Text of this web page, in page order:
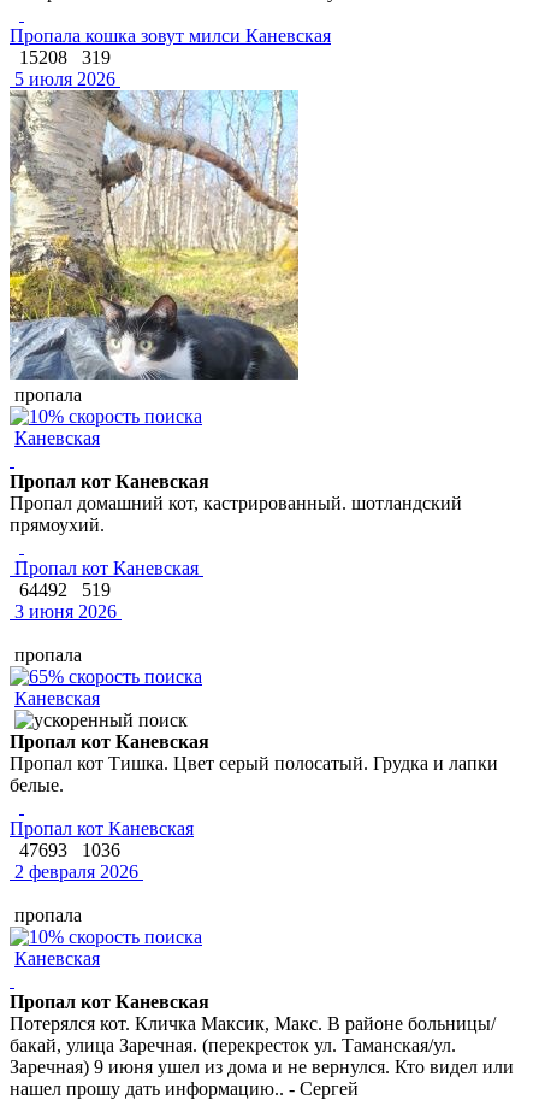
Пропала кошка зовут милси Каневская
15208
319
5 июля 2026
пропала
Каневская
Пропал кот Каневская
Пропал домашний кот, кастрированный. шотландский
прямоухий.
Пропал кот Каневская
64492
519
3 июня 2026
пропала
Каневская
Пропал кот Каневская
Пропал кот Тишка. Цвет серый полосатый. Грудка и лапки
белые.
Пропал кот Каневская
47693
1036
2 февраля 2026
пропала
Каневская
Пропал кот Каневская
Потерялся кот. Кличка Максик, Макс. В районе больницы/
бакай, улица Заречная. (перекресток ул. Таманская/ул.
Заречная) 9 июня ушел из дома и не вернулся. Кто видел или
нашел прошу дать информацию.. - Сергей